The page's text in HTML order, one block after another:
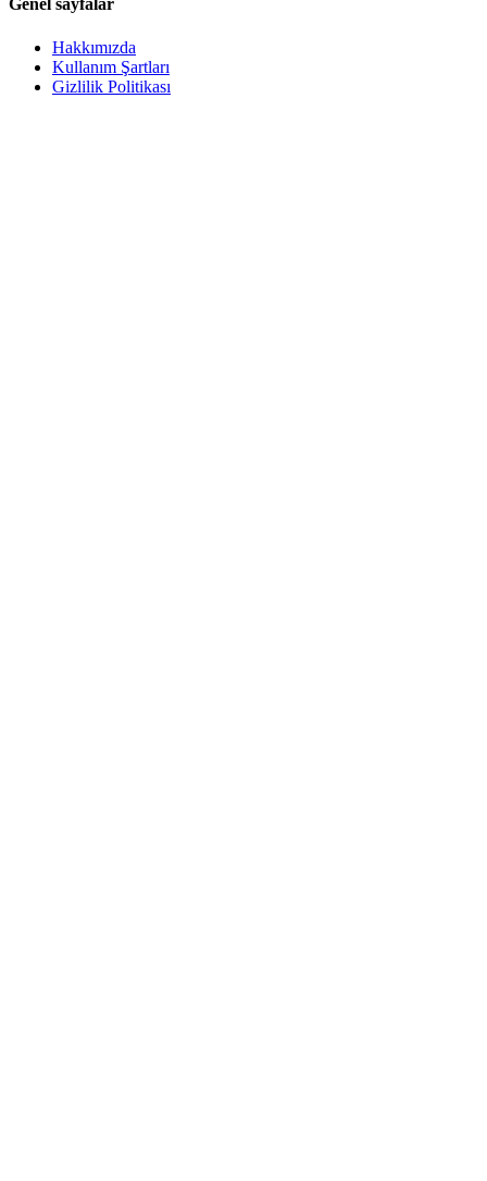
Genel sayfalar
Hakkımızda
Kullanım Şartları
Gizlilik Politikası